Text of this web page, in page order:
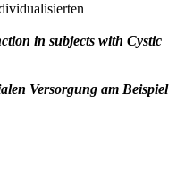
in subjects with Cystic
Versorgung am Beispiel